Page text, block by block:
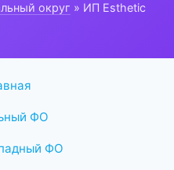
округ » ИП Esthetic
ФО
ФО